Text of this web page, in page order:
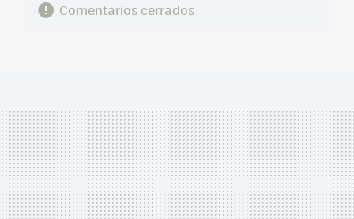
Comentarios cerrados